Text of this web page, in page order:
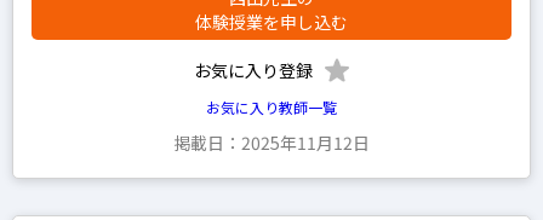
体験授業を申し込む
お気に入り登録
お気に入り教師一覧
掲載日：2025年11月12日